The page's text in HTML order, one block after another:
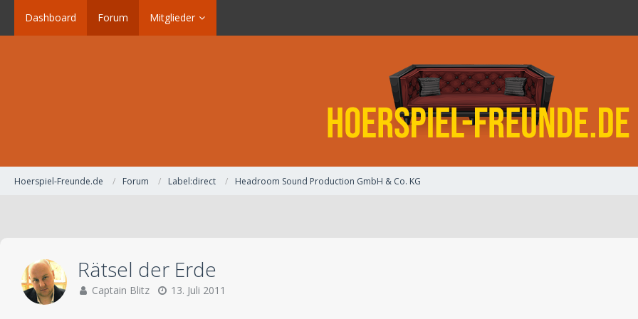
Dashboard Forum Mitglieder
Hoerspiel-Freunde.de Forum Label:direct Headroom Sound Production GmbH & Co. KG
Rätsel der Erde
Captain Blitz 13. Juli 2011